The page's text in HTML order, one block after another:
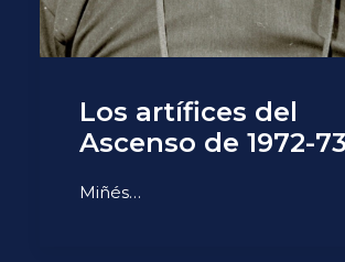
Los artífices del
Ascenso de 1972-73
Miñés…